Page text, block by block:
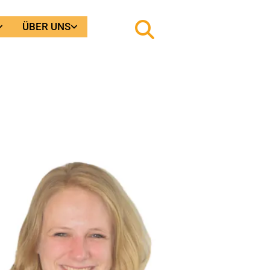
ÜBER UNS